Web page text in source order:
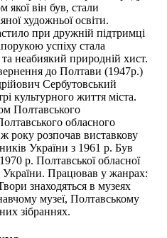
якої він був, стали
художньої освіти.
при дружній підтримці
успіху стала
неабиякий природній хист.
до Полтави (1947р.)
Сербутовський
культурного життя міста.
Полтавського
обласного
року розпочав виставкову
України з 1961 р. Був
р. Полтавської обласної
України. Працював у жанрах:
знаходяться в музеях
музеї, Полтавському
зібраннях.